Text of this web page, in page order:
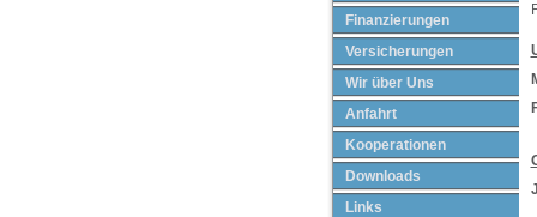
Finanzierungen
Versicherungen
Wir über Uns
Anfahrt
Kooperationen
Downloads
Links